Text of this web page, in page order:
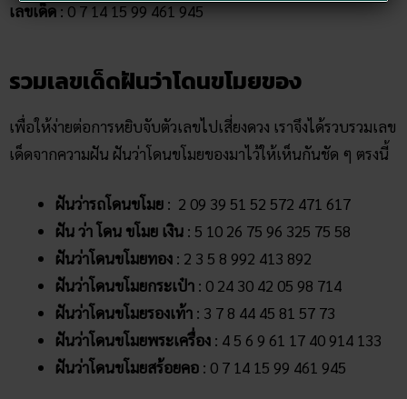
เลขเด็ด : 0 7 14 15 99 461 945
รวมเลขเด็ดฝันว่าโดนขโมยของ
เพื่อให้ง่ายต่อการหยิบจับตัวเลขไปเสี่ยงดวง เราจึงได้รวบรวมเลข
เด็ดจากความฝัน ฝันว่าโดนขโมยของมาไว้ให้เห็นกันชัด ๆ ตรงนี้
ฝันว่ารถโดนขโมย : 2 09 39 51 52 572 471 617
ฝัน ว่า โดน ขโมย เงิน : 5 10 26 75 96 325 75 58
ฝันว่าโดนขโมยทอง : 2 3 5 8 992 413 892
ฝันว่าโดนขโมยกระเป๋า : 0 24 30 42 05 98 714
ฝันว่าโดนขโมยรองเท้า : 3 7 8 44 45 81 57 73
ฝันว่าโดนขโมยพระเครื่อง : 4 5 6 9 61 17 40 914 133
ฝันว่าโดนขโมยสร้อยคอ : 0 7 14 15 99 461 945